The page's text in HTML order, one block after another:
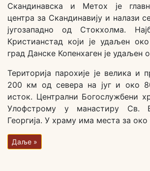
Скандинавска и Метох је
центра за Скандинавију и налази
југозападно од Стокхолма.
Кристианстад који је удаљен
град Данске Копенхаген је удаљен
Територија парохије је велика и
200 км од севера на југ и око
исток. Централни Богослужбени
Улофстрому у манастиру Св.
Георгија. У храму има места за око
Даље »